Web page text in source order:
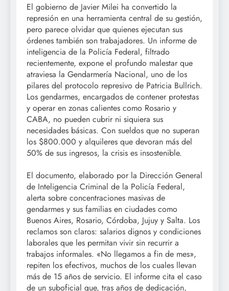
El gobierno de Javier Milei ha convertido la
represión en una herramienta central de su gestión,
pero parece olvidar que quienes ejecutan sus
órdenes también son trabajadores. Un informe de
inteligencia de la Policía Federal, filtrado
recientemente, expone el profundo malestar que
atraviesa la Gendarmería Nacional, uno de los
pilares del protocolo represivo de Patricia Bullrich.
Los gendarmes, encargados de contener protestas
y operar en zonas calientes como Rosario y
CABA, no pueden cubrir ni siquiera sus
necesidades básicas. Con sueldos que no superan
los $800.000 y alquileres que devoran más del
50% de sus ingresos, la crisis es insostenible.
El documento, elaborado por la Dirección General
de Inteligencia Criminal de la Policía Federal,
alerta sobre concentraciones masivas de
gendarmes y sus familias en ciudades como
Buenos Aires, Rosario, Córdoba, Jujuy y Salta. Los
reclamos son claros: salarios dignos y condiciones
laborales que les permitan vivir sin recurrir a
trabajos informales. «No llegamos a fin de mes»,
repiten los efectivos, muchos de los cuales llevan
más de 15 años de servicio. El informe cita el caso
de un suboficial que, tras años de dedicación,